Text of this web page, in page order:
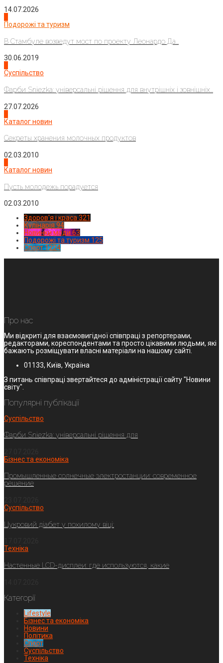
14.07.2026
Подорожі та туризм
В Стамбуле возведут мост по проекту Леонардо Да...
30.06.2019
Суспільство
Фарби Sniezka: універсальні рішення для внутрішніх і зовнішніх...
27.07.2026
Каталог новин
Секреты хранения молочных продуктов
02.03.2010
Каталог новин
Пусть молодежь порадуется
02.03.2010
Здоров'я і краса 321
Кулінарія 94
Новинки моди 63
Подорожі та туризм 125
Спорт1224
Про нас
Ми відкриті для взаємовигідної співпраці з репортерами,
редакторами, кореспондентами та просто цікавими людьми, які
бажають розміщувати власні матеріали на нашому сайті.
01133, Київ, Україна
З питань співпраці звертайтеся до адміністрації сайту "Новини
світу".
Популярні публікації
Суспільство
Фарби Sniezka: універсальні рішення для
Бізнес та економіка
Промышленные солнечные электростанции: современное
решение
Суспільство
Цукровий діабет у похилому віці:
Техніка
Настенные LCD-дисплеи: где используются, какие
Категорії
Lifestyle
Бізнес та економіка
Новини
Політика
Спорт
Суспільство
Техніка